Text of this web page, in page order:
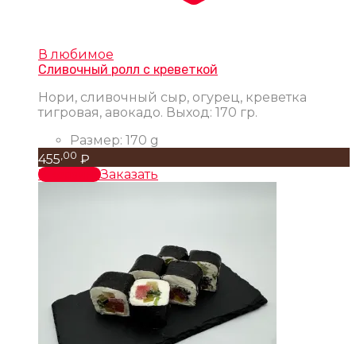
В любимое
Сливочный ролл с креветкой
Нори, сливочный сыр, огурец, креветка
тигровая, авокадо. Выход: 170 гр.
Размер: 170 g
455 ,00 ₽
В корзинуЗаказать